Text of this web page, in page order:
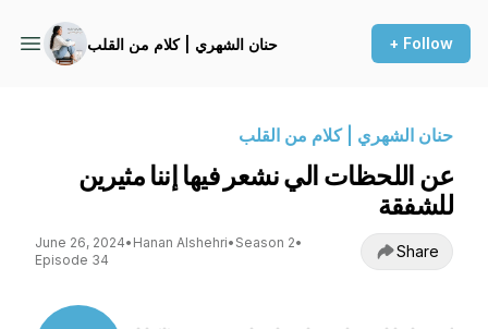
حنان الشهري | كلام من القلب + Follow
حنان الشهري | كلام من القلب
عن اللحظات الي نشعر فيها إننا مثيرين
للشفقة
June 26, 2024• Hanan Alshehri• Season 2•
Episode 34
Share